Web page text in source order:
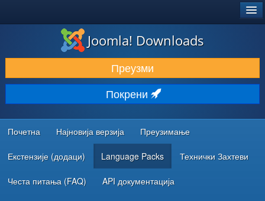
ПРЕУЗИМАЊЕ И ПРОШИРЕЊА (ЕКСТЕНЗИЈЕ)
ОТКРИЈТЕ И НАУЧИТЕ
ЗАЈЕДНИЦА И ПОДРШКА
РЕСУРСИ ЗА РАЗВОЈ
Joomla! Downloads
Преузми
Покрени
Почетна Најновија верзија Преузимање
Екстензије (додаци) Language Packs Технички Захтеви
Честа питања (FAQ) API документација